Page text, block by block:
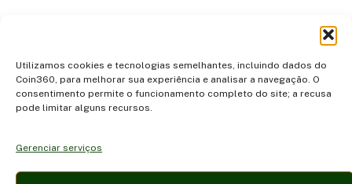
Utilizamos cookies e tecnologias semelhantes, incluindo dados do
Coin360, para melhorar sua experiência e analisar a navegação. O
consentimento permite o funcionamento completo do site; a recusa
pode limitar alguns recursos.
Gerenciar serviços